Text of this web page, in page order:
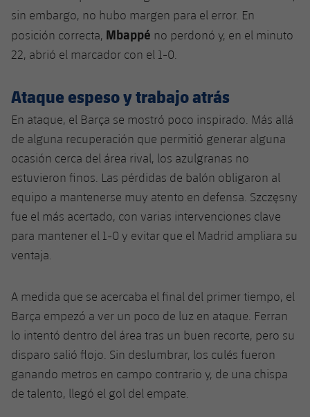
Jugadores
Calendario
Clasificaciones
Noticias
Voleibol masculino
Apúntate a las amateurs
plusicon
más
Apúntate a las amateurs
Carnet de las Secciones Amateurs
League of Legends
VALORANT Rising
VALORANT Game Changers
eFootball
sin embargo, no hubo margen para el error. En
posición correcta, Mbappé no perdonó y, en el minuto
22, abrió el marcador con el 1-0.
Ataque espeso y trabajo atrás
En ataque, el Barça se mostró poco inspirado. Más allá
de alguna recuperación que permitió generar alguna
ocasión cerca del área rival, los azulgranas no
estuvieron finos. Las pérdidas de balón obligaron al
equipo a mantenerse muy atento en defensa. Szczęsny
fue el más acertado, con varias intervenciones clave
para mantener el 1-0 y evitar que el Madrid ampliara su
ventaja.
A medida que se acercaba el final del primer tiempo, el
Barça empezó a ver un poco de luz en ataque. Ferran
lo intentó dentro del área tras un buen recorte, pero su
disparo salió flojo. Sin deslumbrar, los culés fueron
ganando metros en campo contrario y, de una chispa
de talento, llegó el gol del empate.